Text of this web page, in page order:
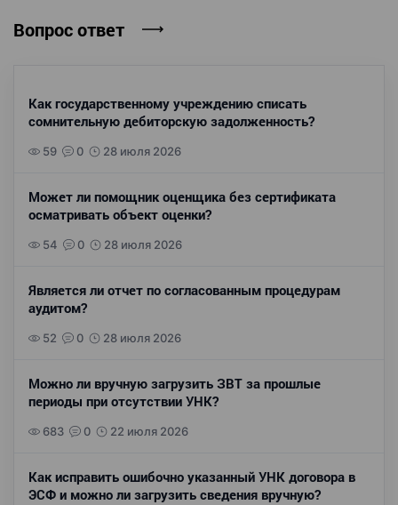
Вопрос ответ
Как государственному учреждению списать
сомнительную дебиторскую задолженность?
59 0 28 июля 2026
Может ли помощник оценщика без сертификата
осматривать объект оценки?
54 0 28 июля 2026
Является ли отчет по согласованным процедурам
аудитом?
52 0 28 июля 2026
Можно ли вручную загрузить ЗВТ за прошлые
периоды при отсутствии УНК?
683 0 22 июля 2026
Как исправить ошибочно указанный УНК договора в
ЭСФ и можно ли загрузить сведения вручную?